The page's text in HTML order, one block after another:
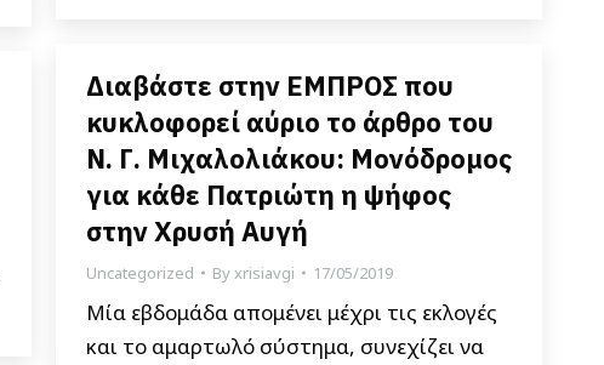
Διαβάστε στην ΕΜΠΡΟΣ που
κυκλοφορεί αύριο το άρθρο του
Ν. Γ. Μιχαλολιάκου: Μονόδρομος
για κάθε Πατριώτη η ψήφος
στην Χρυσή Αυγή
Uncategorized Byxrisiavgi 17/05/2019
Μία εβδομάδα απομένει μέχρι τις εκλογές
και το αμαρτωλό σύστημα, συνεχίζει να